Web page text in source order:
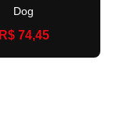
Dog
R$ 74,45